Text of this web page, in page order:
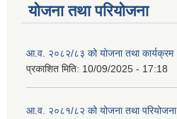
योजना तथा परियोजना
आ.व. २०८२/८३ को योजना तथा कार्यक्रम
प्रकाशित मिति: 10/09/2025 - 17:18
आ.व. २०८१/८२ को योजना तथा परियोजना